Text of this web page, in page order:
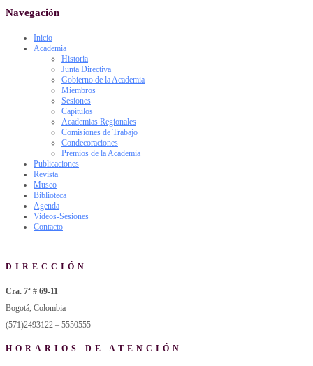
Navegación
Inicio
Academia
Historia
Junta Directiva
Gobierno de la Academia
Miembros
Sesiones
Capítulos
Academias Regionales
Comisiones de Trabajo
Condecoraciones
Premios de la Academia
Publicaciones
Revista
Museo
Biblioteca
Agenda
Videos-Sesiones
Contacto
DIRECCIÓN
Cra. 7ª # 69-11
Bogotá, Colombia
(571)2493122 – 5550555
HORARIOS DE ATENCIÓN